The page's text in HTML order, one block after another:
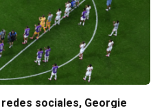
sociales, Georgie